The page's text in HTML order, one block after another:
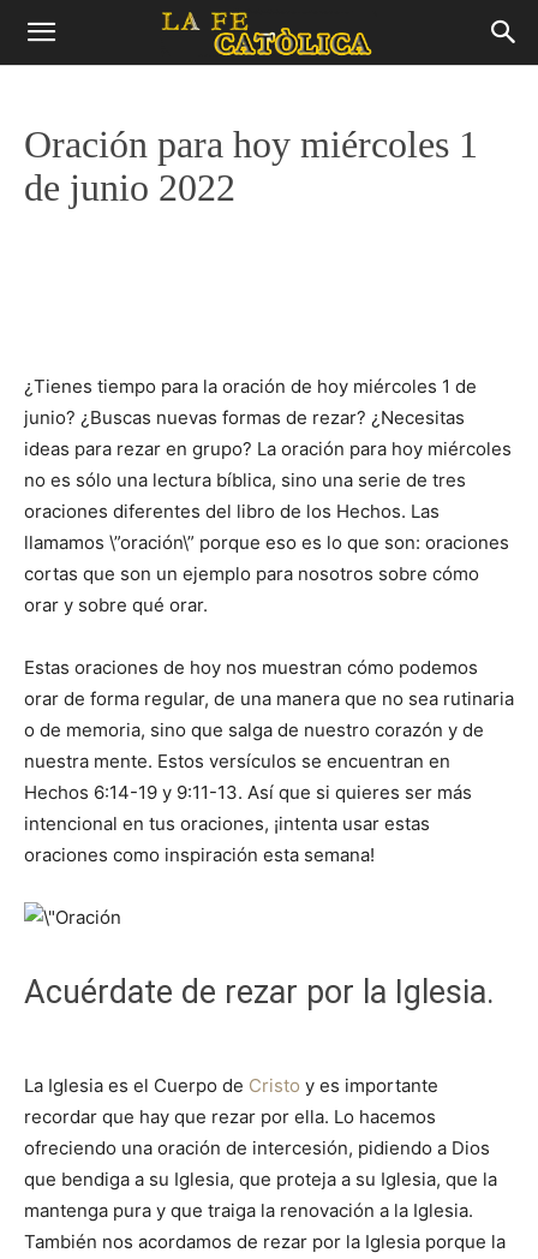
Oración para hoy miércoles 1
de junio 2022
¿Tienes tiempo para la oración de hoy miércoles 1 de
junio? ¿Buscas nuevas formas de rezar? ¿Necesitas
ideas para rezar en grupo? La oración para hoy miércoles
no es sólo una lectura bíblica, sino una serie de tres
oraciones diferentes del libro de los Hechos. Las
llamamos \”oración\” porque eso es lo que son: oraciones
cortas que son un ejemplo para nosotros sobre cómo
orar y sobre qué orar.
Estas oraciones de hoy nos muestran cómo podemos
orar de forma regular, de una manera que no sea rutinaria
o de memoria, sino que salga de nuestro corazón y de
nuestra mente. Estos versículos se encuentran en
Hechos 6:14-19 y 9:11-13. Así que si quieres ser más
intencional en tus oraciones, ¡intenta usar estas
oraciones como inspiración esta semana!
Acuérdate de rezar por la Iglesia.
La Iglesia es el Cuerpo de Cristo y es importante
recordar que hay que rezar por ella. Lo hacemos
ofreciendo una oración de intercesión, pidiendo a Dios
que bendiga a su Iglesia, que proteja a su Iglesia, que la
mantenga pura y que traiga la renovación a la Iglesia.
También nos acordamos de rezar por la Iglesia porque la